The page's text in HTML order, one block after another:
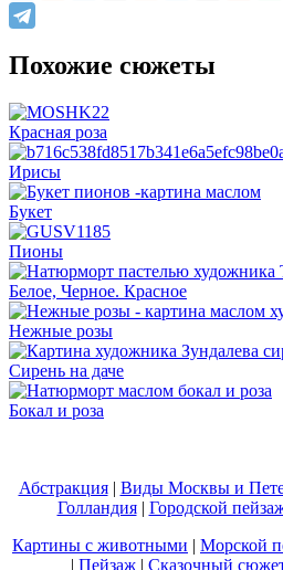
Похожие сюжеты
Красная роза
Ирисы
Букет
Пионы
Белое, Черное. Красное
Нежные розы
Сирень на даче
Бокал и роза
Абстракция| Виды Москвы и
Голландия| Городской
Картины с животными | Морской
| Пейзаж | Сказочный